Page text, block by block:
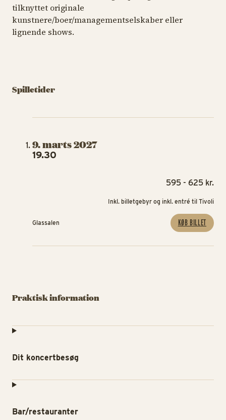
tilknyttet originale
kunstnere/boer/managementselskaber eller
lignende shows.
Spilletider
9. marts 2027
19.30
Glassalen
595 - 625 kr.
Inkl. billetgebyr og inkl. entré til Tivoli
KØB BILLET
Praktisk information
Dit koncertbesøg
Bar/restauranter